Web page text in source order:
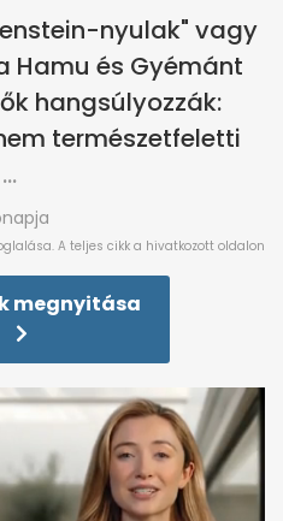
nyulak" vagy
Hamu és Gyémánt
hangsúlyozzák:
természetfeletti
megnyitása